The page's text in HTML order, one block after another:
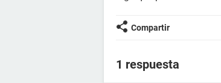
Compartir
1 respuesta